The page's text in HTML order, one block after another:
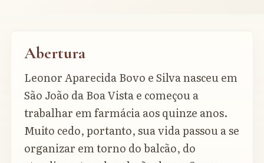
Abertura
Leonor Aparecida Bovo e Silva nasceu em
São João da Boa Vista e começou a
trabalhar em farmácia aos quinze anos.
Muito cedo, portanto, sua vida passou a se
organizar em torno do balcão, do